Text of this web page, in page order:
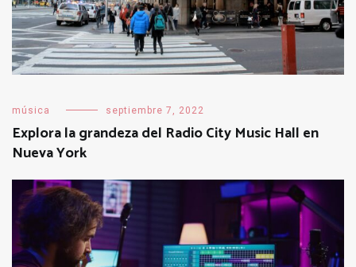
música septiembre 7, 2022
Explora la grandeza del Radio City Music Hall en
Nueva York